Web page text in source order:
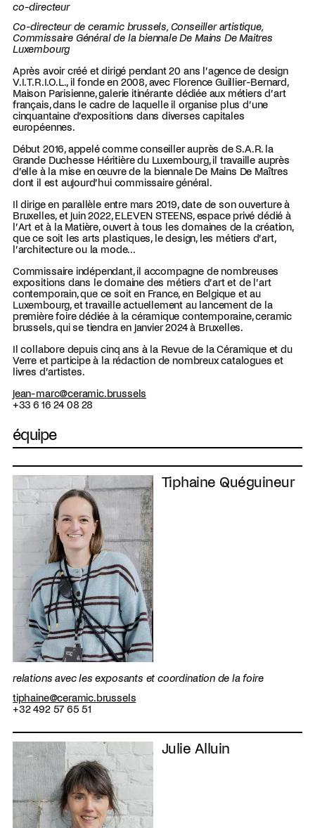
co-directeur
Co-directeur de ceramic brussels, Conseiller artistique,
Commissaire Général de la biennale De Mains De Maitres
Luxembourg
Après avoir créé et dirigé pendant 20 ans l’agence de design
V.I.T.R.I.O.L., il fonde en 2008, avec Florence Guillier-Bernard,
Maison Parisienne, galerie itinérante dédiée aux métiers d’art
français, dans le cadre de laquelle il organise plus d’une
cinquantaine d’expositions dans diverses capitales
européennes.
Début 2016, appelé comme conseiller auprès de S.A.R. la
Grande Duchesse Héritière du Luxembourg, il travaille auprès
d’elle à la mise en œuvre de la biennale De Mains De Maîtres
dont il est aujourd’hui commissaire général.
Il dirige en parallèle entre mars 2019, date de son ouverture à
Bruxelles, et juin 2022, ELEVEN STEENS, espace privé dédié à
l’Art et à la Matière, ouvert à tous les domaines de la création,
que ce soit les arts plastiques, le design, les métiers d’art,
l’architecture ou la mode…
Commissaire indépendant, il accompagne de nombreuses
expositions dans le domaine des métiers d’art et de l’art
contemporain, que ce soit en France, en Belgique et au
Luxembourg, et travaille actuellement au lancement de la
première foire dédiée à la céramique contemporaine, ceramic
brussels, qui se tiendra en janvier 2024 à Bruxelles.
Il collabore depuis cinq ans à la Revue de la Céramique et du
Verre et participe à la rédaction de nombreux catalogues et
livres d’artistes.
jean-marc@ceramic.brussels
+33 6 16 24 08 28
équipe
Tiphaine Quéguineur
relations avec les exposants et coordination de la foire
tiphaine@ceramic.brussels
+32 492 57 65 51
Julie Alluin